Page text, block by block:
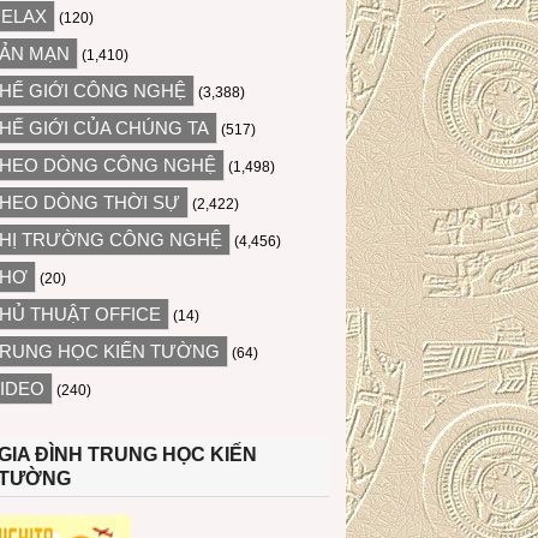
(120)
MẠN (1,410)
GIỚI CÔNG NGHỆ (3,388)
GIỚI CỦA CHÚNG TA (517)
DÒNG CÔNG NGHỆ (1,498)
DÒNG THỜI SỰ (2,422)
TRƯỜNG CÔNG NGHỆ (4,456)
(20)
THUẬT OFFICE (14)
HỌC KIẾN TƯỜNG (64)
(240)
ĐÌNH TRUNG HỌC KIẾN